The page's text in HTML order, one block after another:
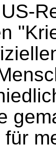
für